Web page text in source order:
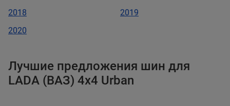
2018
2019
2020
Лучшие предложения шин для
LADA (ВАЗ) 4x4 Urban